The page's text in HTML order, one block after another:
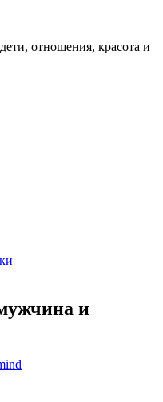
отношения, красота и
и